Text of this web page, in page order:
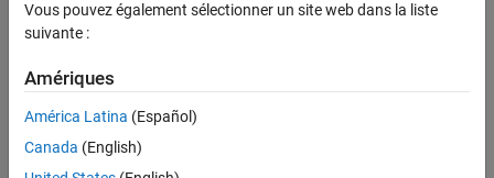
Vous pouvez également sélectionner un site web dans la liste
suivante :
Amériques
América Latina (Español)
Canada (English)